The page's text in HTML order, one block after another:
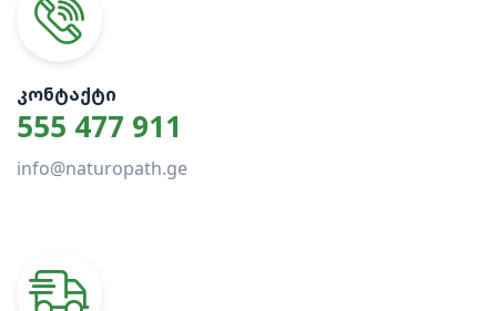
ᲙᲝᲜᲢᲐᲥᲢᲘ
555 477 911
info@naturopath.ge